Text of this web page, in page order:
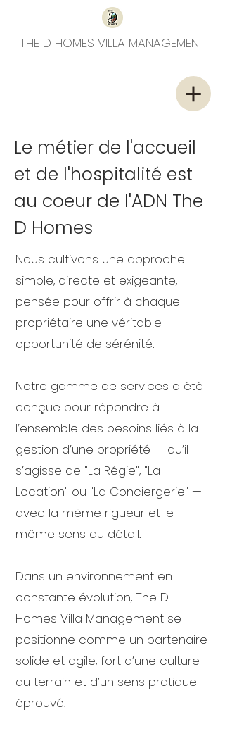
THE D HOMES VILLA MANAGEMENT
Le métier de l'accueil
et de l'hospitalité est
au coeur de l'ADN The
D Homes
Nous cultivons une approche
simple, directe et exigeante,
pensée pour offrir à chaque
propriétaire une véritable
opportunité de sérénité.
Notre gamme de services a été
conçue pour répondre à
l’ensemble des besoins liés à la
gestion d’une propriété — qu’il
s’agisse de "La Régie", "La
Location" ou "La Conciergerie" —
avec la même rigueur et le
même sens du détail.
Dans un environnement en
constante évolution, The D
Homes Villa Management se
positionne comme un partenaire
solide et agile, fort d’une culture
du terrain et d’un sens pratique
éprouvé.